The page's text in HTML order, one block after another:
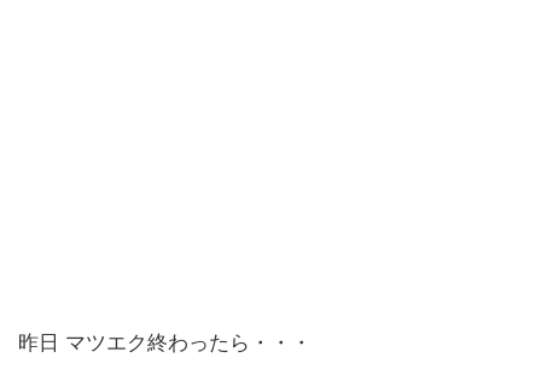
昨日 マツエク終わったら・・・